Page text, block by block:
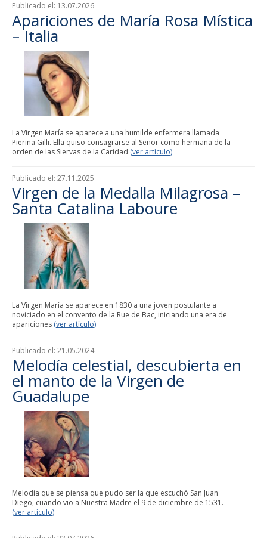
Publicado el: 13.07.2026
Apariciones de María Rosa Mística
– Italia
La Virgen María se aparece a una humilde enfermera llamada
Pierina Gilli. Ella quiso consagrarse al Señor como hermana de la
orden de las Siervas de la Caridad (ver artículo)
Publicado el: 27.11.2025
Virgen de la Medalla Milagrosa –
Santa Catalina Laboure
La Virgen María se aparece en 1830 a una joven postulante a
noviciado en el convento de la Rue de Bac, iniciando una era de
apariciones (ver artículo)
Publicado el: 21.05.2024
Melodía celestial, descubierta en
el manto de la Virgen de
Guadalupe
Melodia que se piensa que pudo ser la que escuchó San Juan
Diego, cuando vio a Nuestra Madre el 9 de diciembre de 1531.
(ver artículo)